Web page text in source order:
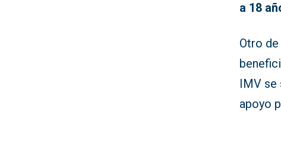
a 18
Otro
IMV se
apoyo